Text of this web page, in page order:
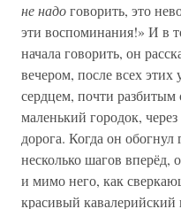
не надоговорить, это
эти воспоминания!» И в
начала говорить, он
вечером, после всех
сердцем, почти разбитым
маленький городок,
дорога. Когда он
несколько шагов вперёд,
и мимо него, как
красивый